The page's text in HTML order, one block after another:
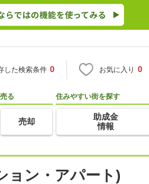
した検索条件 0 お気に入り 0
売る
売却
住みやすい街を探す
助成金
情報
ョン・アパート)